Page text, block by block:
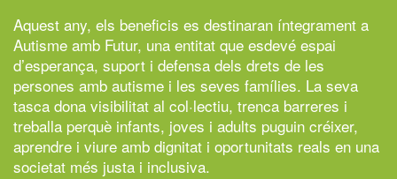
Aquest any, els beneficis es destinaran íntegrament a
Autisme amb Futur, una entitat que esdevé espai
d’esperança, suport i defensa dels drets de les
persones amb autisme i les seves famílies. La seva
tasca dona visibilitat al col·lectiu, trenca barreres i
treballa perquè infants, joves i adults puguin créixer,
aprendre i viure amb dignitat i oportunitats reals en una
societat més justa i inclusiva.